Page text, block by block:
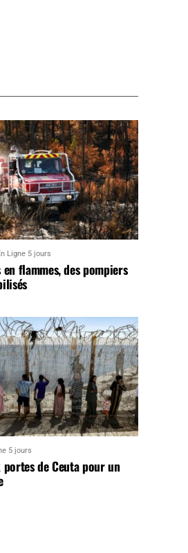
Ligne 5 jours
flammes, des pompiers
5 jours
de Ceuta pour un